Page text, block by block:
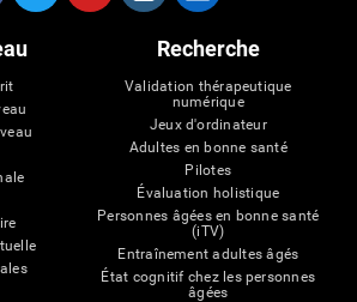
Recherche
Validation thérapeutique
numérique
Jeux d'ordinateur
Adultes en bonne santé
Pilotes
Évaluation holistique
Personnes âgées en bonne santé
(iTV)
Entraînement adultes âgés
État cognitif chez les personnes
âgées